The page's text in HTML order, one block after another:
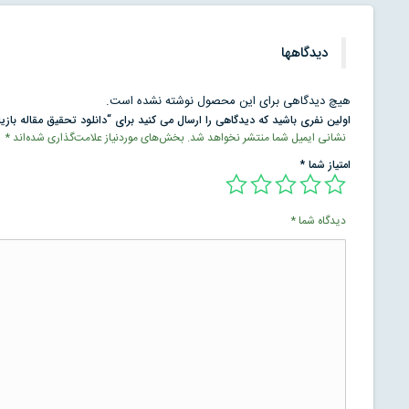
دیدگاهها
هیچ دیدگاهی برای این محصول نوشته نشده است.
اولین نفری باشید که دیدگاهی را ارسال می کنید برای “دانلود تحقیق مقاله
نشانی ایمیل شما منتشر نخواهد شد. بخش‌های موردنیاز علامت‌گذاری شده‌اند*
امتیاز شما*
دیدگاه شما*